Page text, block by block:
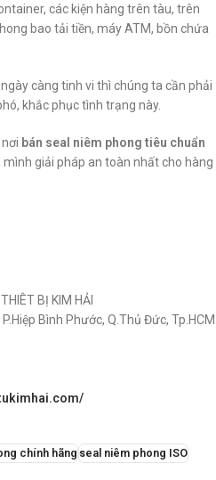
các kiện hàng trên tàu, trên
bao tải tiền, máy ATM, bồn chứa
càng tinh vi thì chúng ta cần phải
khắc phục tình trạng này.
bán seal niêm phong tiêu chuẩn
giải pháp an toàn nhất cho hàng
BỊ KIM HẢI
Bình Phước, Q.Thủ Đức, Tp.HCM
chính hãng seal niêm phong ISO